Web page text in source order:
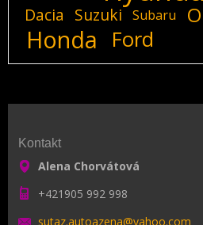
Dacia Suzuki Subaru
Honda Ford
Kontakt
Alena Chorvátová
+421905 992 998
sutaz.autoazena@yahoo.com